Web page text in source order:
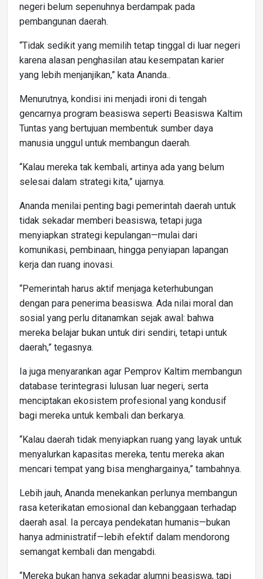
negeri belum sepenuhnya berdampak pada
pembangunan daerah.
“Tidak sedikit yang memilih tetap tinggal di luar negeri
karena alasan penghasilan atau kesempatan karier
yang lebih menjanjikan,” kata Ananda..
Menurutnya, kondisi ini menjadi ironi di tengah
gencarnya program beasiswa seperti Beasiswa Kaltim
Tuntas yang bertujuan membentuk sumber daya
manusia unggul untuk membangun daerah.
“Kalau mereka tak kembali, artinya ada yang belum
selesai dalam strategi kita,” ujarnya.
Ananda menilai penting bagi pemerintah daerah untuk
tidak sekadar memberi beasiswa, tetapi juga
menyiapkan strategi kepulangan—mulai dari
komunikasi, pembinaan, hingga penyiapan lapangan
kerja dan ruang inovasi.
“Pemerintah harus aktif menjaga keterhubungan
dengan para penerima beasiswa. Ada nilai moral dan
sosial yang perlu ditanamkan sejak awal: bahwa
mereka belajar bukan untuk diri sendiri, tetapi untuk
daerah,” tegasnya.
Ia juga menyarankan agar Pemprov Kaltim membangun
database terintegrasi lulusan luar negeri, serta
menciptakan ekosistem profesional yang kondusif
bagi mereka untuk kembali dan berkarya.
“Kalau daerah tidak menyiapkan ruang yang layak untuk
menyalurkan kapasitas mereka, tentu mereka akan
mencari tempat yang bisa menghargainya,” tambahnya.
Lebih jauh, Ananda menekankan perlunya membangun
rasa keterikatan emosional dan kebanggaan terhadap
daerah asal. Ia percaya pendekatan humanis—bukan
hanya administratif—lebih efektif dalam mendorong
semangat kembali dan mengabdi.
“Mereka bukan hanya sekadar alumni beasiswa, tapi